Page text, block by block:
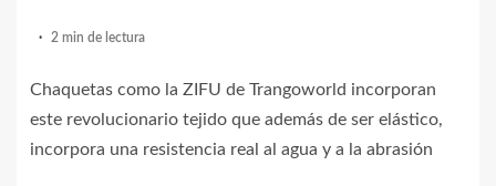
2 min de lectura
Chaquetas como la ZIFU de Trangoworld incorporan
este revolucionario tejido que además de ser elástico,
incorpora una resistencia real al agua y a la abrasión